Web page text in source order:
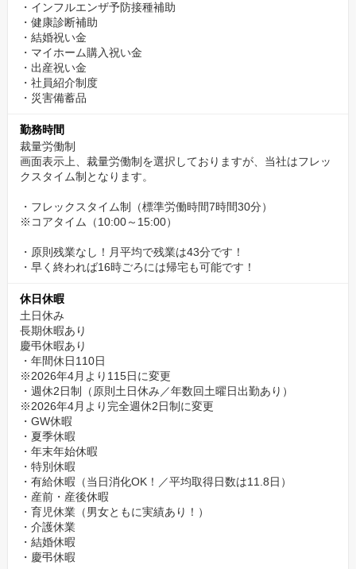
・インフルエンザ予防接種補助
・健康診断補助
・結婚祝い金
・マイホーム購入祝い金
・出産祝い金
・社員紹介制度
・災害備蓄品
勤務時間
裁量労働制
画面表示上、裁量労働制を選択しておりますが、当社はフレッ
クスタイム制となります。
・フレックスタイム制（標準労働時間7時間30分）
※コアタイム（10:00～15:00）
・原則残業なし！月平均で残業は43分です！
・早く終われば16時ごろには帰宅も可能です！
休日休暇
土日休み
長期休暇あり
慶弔休暇あり
・年間休日110日
※2026年4月より115日に変更
・週休2日制（原則土日休み／年数回土曜日出勤あり）
※2026年4月より完全週休2日制に変更
・GW休暇
・夏季休暇
・年末年始休暇
・特別休暇
・有給休暇（当日消化OK！／平均取得日数は11.8日）
・産前・産後休暇
・育児休業（男女ともに実績あり！）
・介護休業
・結婚休暇
・慶弔休暇